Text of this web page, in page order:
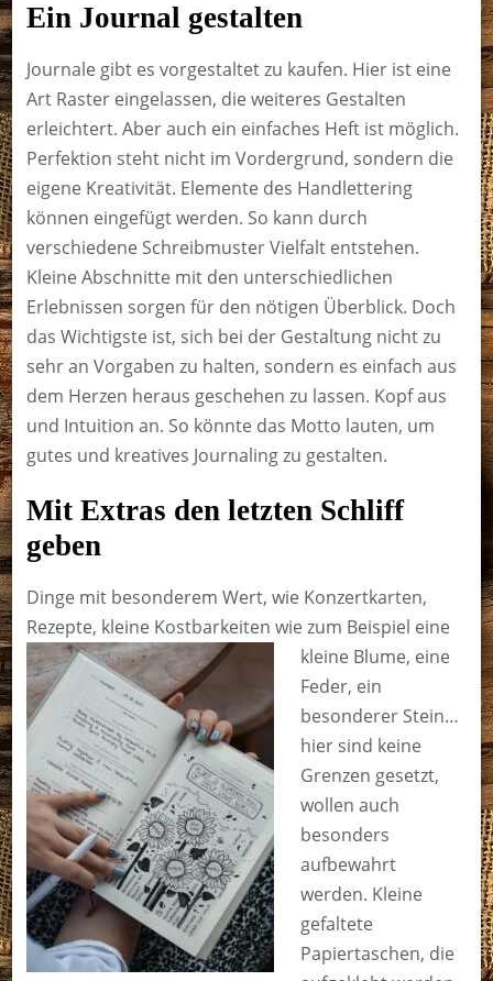
Ein Journal gestalten
Journale gibt es vorgestaltet zu kaufen. Hier ist eine
Art Raster eingelassen, die weiteres Gestalten
erleichtert. Aber auch ein einfaches Heft ist möglich.
Perfektion steht nicht im Vordergrund, sondern die
eigene Kreativität. Elemente des Handlettering
können eingefügt werden. So kann durch
verschiedene Schreibmuster Vielfalt entstehen.
Kleine Abschnitte mit den unterschiedlichen
Erlebnissen sorgen für den nötigen Überblick. Doch
das Wichtigste ist, sich bei der Gestaltung nicht zu
sehr an Vorgaben zu halten, sondern es einfach aus
dem Herzen heraus geschehen zu lassen. Kopf aus
und Intuition an. So könnte das Motto lauten, um
gutes und kreatives Journaling zu gestalten.
Mit Extras den letzten Schliff
geben
Dinge mit besonderem Wert, wie Konzertkarten,
Rezepte, kleine Kostbarkeiten wie zum Beispiel eine
kleine Blume, eine
Feder, ein
besonderer Stein…
hier sind keine
Grenzen gesetzt,
wollen auch
besonders
aufbewahrt
werden. Kleine
gefaltete
Papiertaschen, die